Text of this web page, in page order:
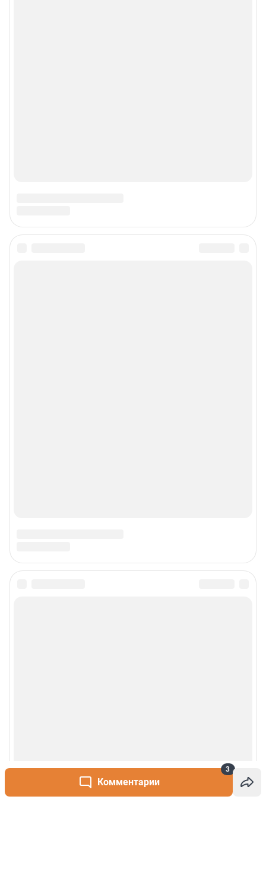
Комментарии
3